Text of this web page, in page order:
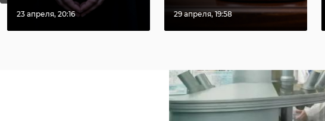
23 апреля, 20:16 29 апреля, 19:58